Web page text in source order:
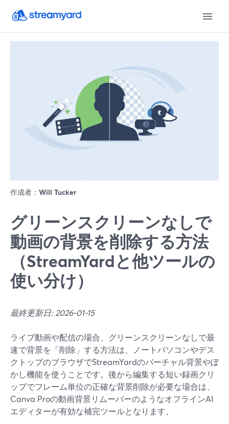
作成者： Will Tucker
グリーンスクリーンなしで
動画の背景を削除する方法
（StreamYardと他ツールの
使い分け）
最終更新日: 2026-01-15
ライブ動画や配信の場合、グリーンスクリーンなしで最
速で背景を「削除」する方法は、ノートパソコンやデス
クトップのブラウザでStreamYardのバーチャル背景やぼ
かし機能を使うことです。後から編集する短い録画クリ
ップでフレーム単位の正確な背景削除が必要な場合は、
Canva Proの動画背景リムーバーのようなオフラインAI
エディターが有効な補完ツールとなります。